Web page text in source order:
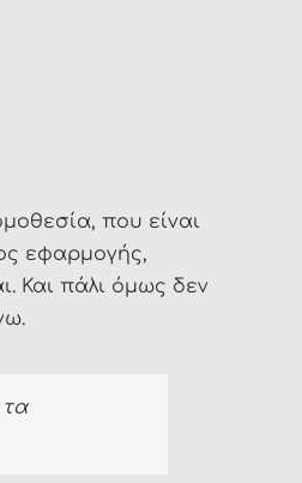
που είναι
εφαρμογής,
Και πάλι όμως δεν